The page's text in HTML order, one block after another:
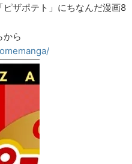
ザポテト」にちなんだ漫画8
から